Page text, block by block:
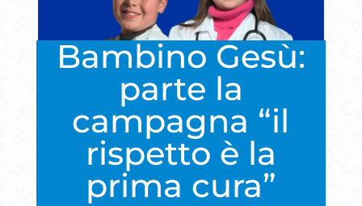
Bambino Gesù:
parte la
campagna “il
rispetto è la
prima cura”